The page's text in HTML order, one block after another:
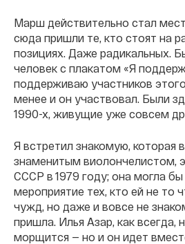
Марш действительно стал
сюда пришли те, кто стоят на
позициях. Даже радикальных.
человек с плакатом «Я
поддерживаю участников
менее и он участвовал. Были
1990-х, живущие уже совсем
Я встретил знакомую, которая
знаменитым виолончелистом,
СССР в 1979 году; она могла бы
мероприятие тех, кто ей не то
чужд, но даже и вовсе не
пришла. Илья Азар, как всегда,
морщится — но и он идет